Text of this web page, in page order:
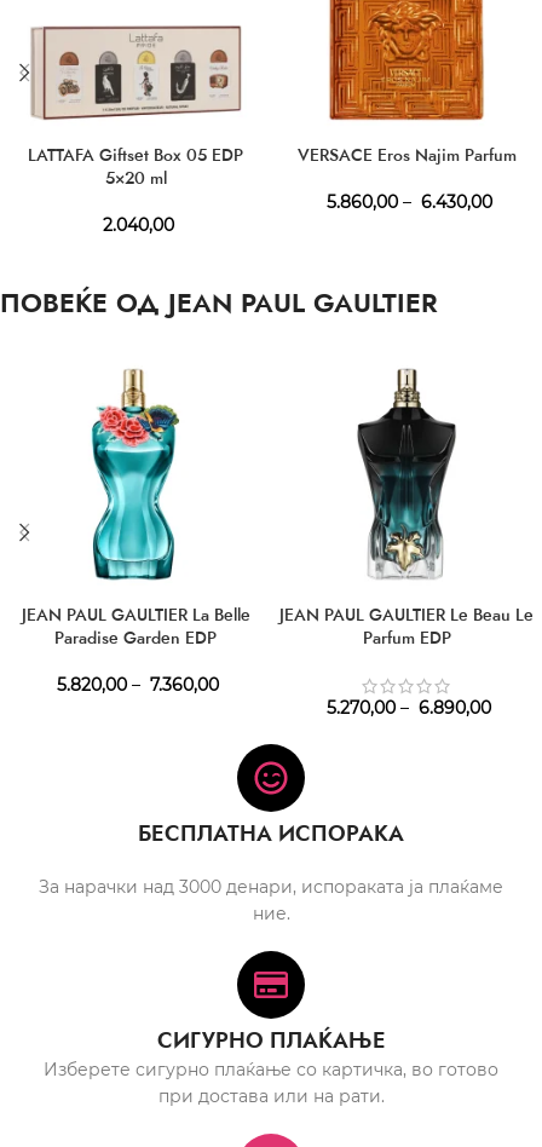
LATTAFA Giftset Box 05 EDP
5×20 ml
2.040,00
VERSACE Eros Najim Parfum
5.860,00 – 6.430,00
ПОВЕЌЕ ОД JEAN PAUL GAULTIER
JEAN PAUL GAULTIER La Belle
Paradise Garden EDP
5.820,00 – 7.360,00
JEAN PAUL GAULTIER Le Beau Le
Parfum EDP
5.270,00 – 6.890,00
БЕСПЛАТНА ИСПОРАКА
За нарачки над 3000 денари, испораката ја плаќаме
ние.
СИГУРНО ПЛАЌАЊЕ
Изберете сигурно плаќање со картичка, во готово
при достава или на рати.